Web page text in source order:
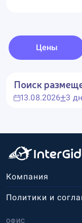
Цены
Поиск
13.08.2026 3
Компания
ОФИС
Политики и